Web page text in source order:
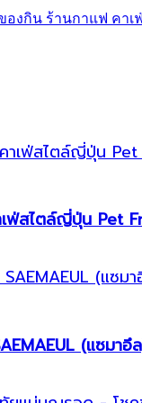
ฟ่สไตล์ญี่ปุ่น Pet
(แซมา